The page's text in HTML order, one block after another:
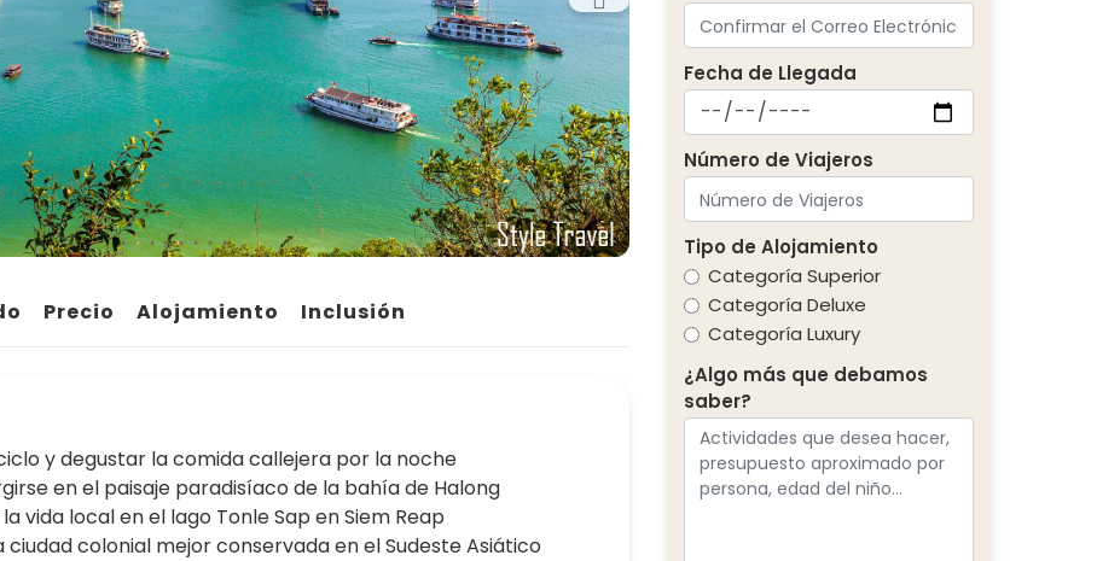
Precio Alojamiento Inclusión
y degustar la comida callejera por la noche
en el paisaje paradisíaco de la bahía de Halong
vida local en el lago Tonle Sap en Siem Reap
colonial mejor conservada en el Sudeste Asiático
Fecha de Llegada
Número de Viajeros
Tipo de Alojamiento
Categoría Superior
Categoría Deluxe
Categoría Luxury
¿Algo más que debamos
saber?